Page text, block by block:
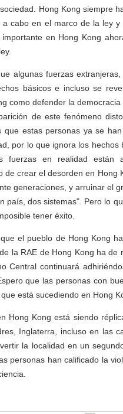
Hong Kong siempre
a cabo en el marco de la ley
en Hong Kong
algunas fuerzas
básicos e incluso se
como defender la
de este fenómeno
que estas personas ya se
por lo que ignora los
en realidad están
de crear el desorden en
generaciones, y arruinar el
país, dos sistemas". Pero lo
tener éxito.
el pueblo de Hong Kong
la RAE de Hong Kong ha
Central continuará
que las personas con
está sucediendo en Hong
Hong Kong está siendo
Inglaterra, incluso en las
la localidad en un
personas han calificado la